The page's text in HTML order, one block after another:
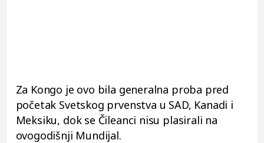
Za Kongo je ovo bila generalna proba pred
početak Svetskog prvenstva u SAD, Kanadi i
Meksiku, dok se Čileanci nisu plasirali na
ovogodišnji Mundijal.